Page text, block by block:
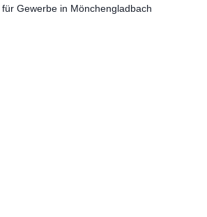
Gewerbe in Mönchengladbach